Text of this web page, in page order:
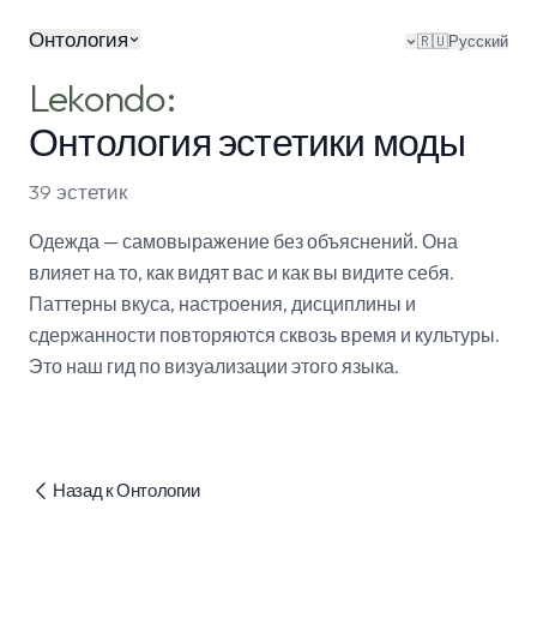
Онтология 🇷🇺Русский
Lekondo:
Онтология эстетики моды
39 эстетик
Одежда — самовыражение без объяснений. Она
влияет на то, как видят вас и как вы видите себя.
Паттерны вкуса, настроения, дисциплины и
сдержанности повторяются сквозь время и культуры.
Это наш гид по визуализации этого языка.
Назад к Онтологии